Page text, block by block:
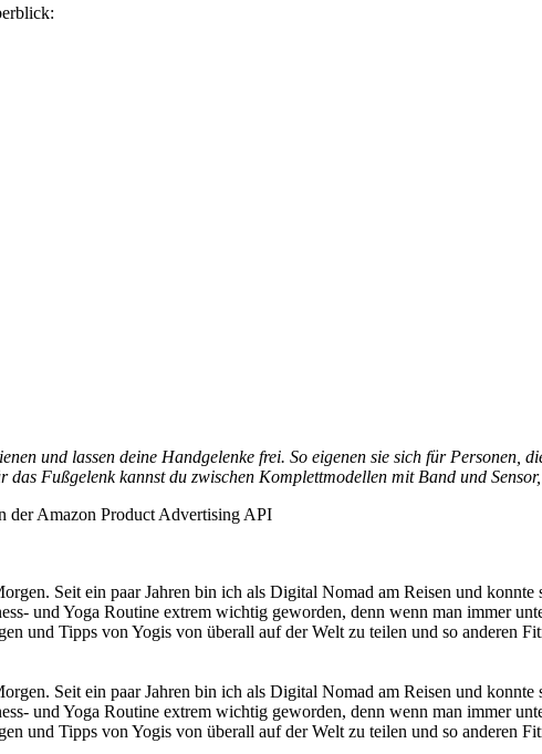
und lassen deine Handgelenke frei. So eigenen sie sich für Personen,
Fußgelenk kannst du zwischen Komplettmodellen mit Band und
Amazon Product Advertising API
Seit ein paar Jahren bin ich als Digital Nomad am Reisen und
und Yoga Routine extrem wichtig geworden, denn wenn man immer
und Tipps von Yogis von überall auf der Welt zu teilen und so anderen
Seit ein paar Jahren bin ich als Digital Nomad am Reisen und
und Yoga Routine extrem wichtig geworden, denn wenn man immer
und Tipps von Yogis von überall auf der Welt zu teilen und so anderen